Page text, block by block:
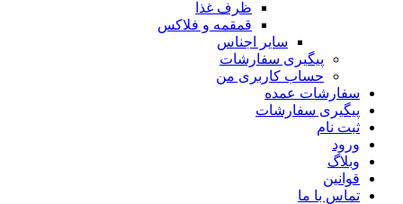
ظرف غذا
قمقمه و فلاکس
سایر اجناس
پیگیری سفارشات
حساب کاربری من
سفارشات عمده
پیگیری سفارشات
ثبت نام
ورود
وبلاگ
قوانین
تماس با ما